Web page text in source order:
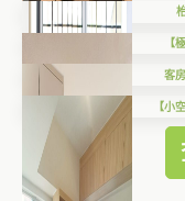
【
客
【小